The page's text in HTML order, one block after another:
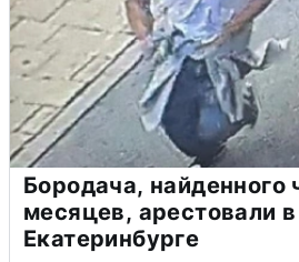
Бородача, найденного
месяцев, арестовали в
Екатеринбурге